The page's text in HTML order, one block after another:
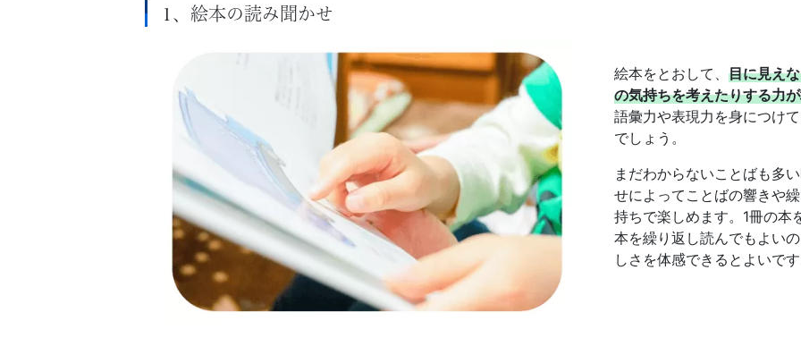
1、絵本の読み聞かせ
絵本をとおして、 目に見え
の気持ちを考えたりする力
語彙力や表現力を身につけ
でしょう。
まだわからないことばも多
せによってことばの響きや
持ちで楽しめます。1冊の本
本を繰り返し読んでもよい
しさを体感できるとよいで